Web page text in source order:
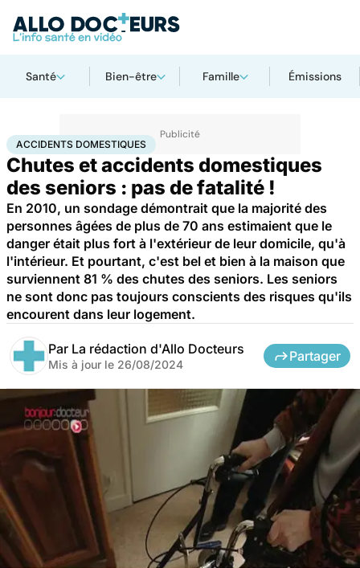
Santé Bien-être Famille Émissions
AccueilSanté MaladiesAccidents domestiques
ACCIDENTS DOMESTIQUES
Chutes et accidents domestiques
des seniors : pas de fatalité !
En 2010, un sondage démontrait que la majorité des
personnes âgées de plus de 70 ans estimaient que le
danger était plus fort à l'extérieur de leur domicile, qu'à
l'intérieur. Et pourtant, c'est bel et bien à la maison que
surviennent 81 % des chutes des seniors. Les seniors
ne sont donc pas toujours conscients des risques qu'ils
encourent dans leur logement.
Par La rédaction d'Allo Docteurs
Mis à jour le 26/08/2024
Partager